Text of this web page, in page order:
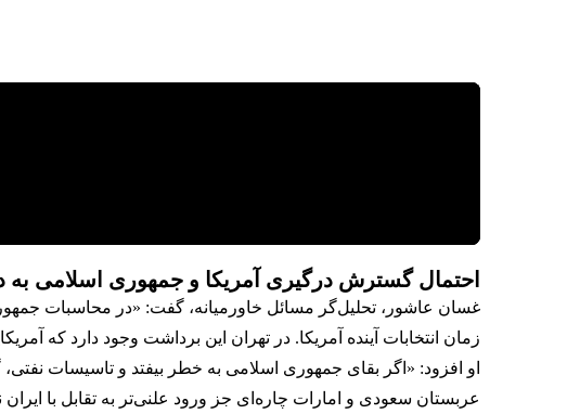
احتمال گسترش درگیری آمریکا و جمهوری اسلامی
غسان عاشور، تحلیل‌گر مسائل خاورمیانه، گفت: «در محاسبات
زمان انتخابات آینده آمریکا. در تهران این برداشت وجود دارد که
او افزود: «اگر بقای جمهوری اسلامی به خطر بیفتد و تاسیسات
عربستان سعودی و امارات چاره‌ای جز ورود علنی‌تر به تقابل با